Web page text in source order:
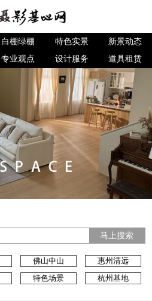
白棚绿棚 特色实景
新景动态
专业观点 设计服务 道具租赁
马上搜索
佛山中山
惠州清远
特色场景 杭州基地